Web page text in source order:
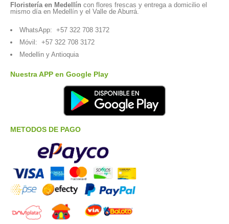
Floristería en Medellín con flores frescas y entrega a domicilio el
mismo día en Medellín y el Valle de Aburrá.
WhatsApp: +57 322 708 3172
Móvil: +57 322 708 3172
Medellin y Antioquia
Nuestra APP en Google Play
METODOS DE PAGO